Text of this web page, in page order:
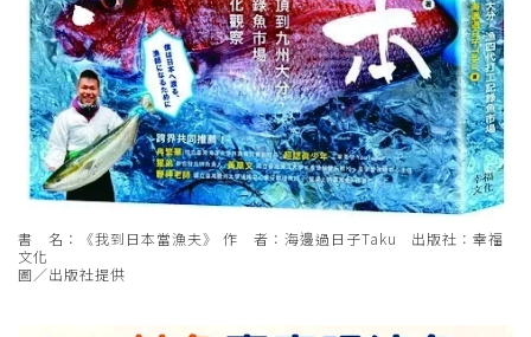
書 名：《我到日本當漁夫》 作 者：海邊過日子Taku 出版社：幸福
文化
圖／出版社提供